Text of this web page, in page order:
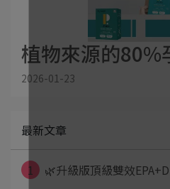
植物來源的80%
2026-01-23
最新文章
1
🌿升級版頂級雙效